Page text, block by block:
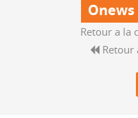
Retour a la
Retour